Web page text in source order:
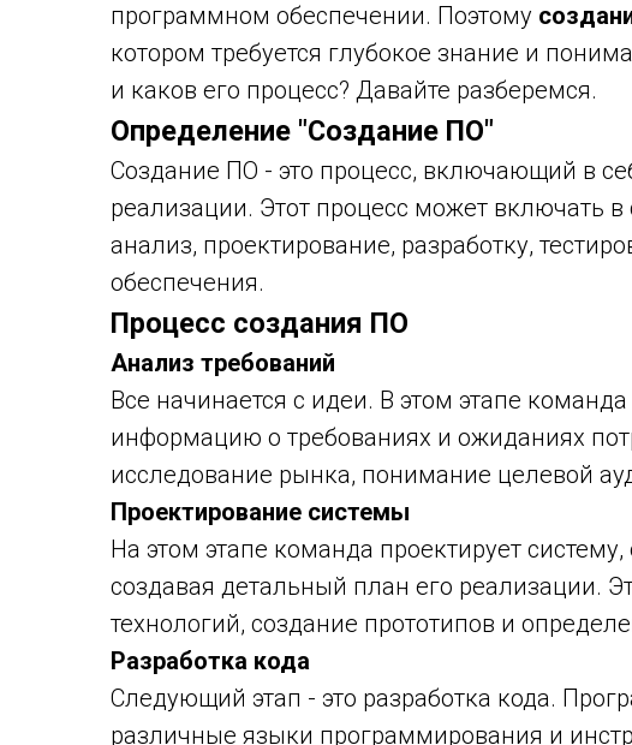
программном обеспечении. Поэтому
котором требуется глубокое знание и
и каков его процесс? Давайте разберемся.
Определение "Создание ПО"
Создание ПО - это процесс, включающий в
реализации. Этот процесс может включать
анализ, проектирование, разработку,
обеспечения.
Процесс создания ПО
Анализ требований
Все начинается с идеи. В этом этапе
информацию о требованиях и ожиданиях
исследование рынка, понимание целевой
Проектирование системы
На этом этапе команда проектирует
создавая детальный план его реализации.
технологий, создание прототипов и
Разработка кода
Следующий этап - это разработка кода.
различные языки программирования и